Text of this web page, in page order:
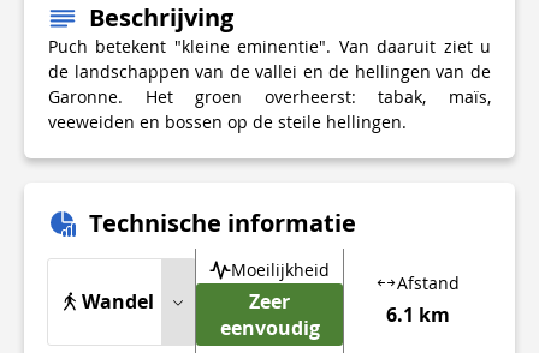
Beschrijving
Puch betekent "kleine eminentie". Van daaruit ziet u
de landschappen van de vallei en de hellingen van de
Garonne. Het groen overheerst: tabak, maïs,
veeweiden en bossen op de steile hellingen.
Technische informatie
Wandel
Moeilijkheid
Zeer
eenvoudig
Afstand
6.1 km